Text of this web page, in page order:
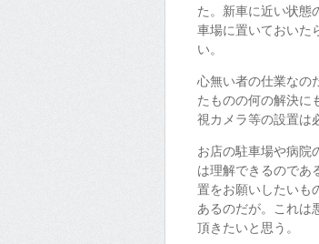
た。新車に近い状態
車場に置いておいた
い。
心無い者の仕業なの
たものの何の解決に
視カメラ等の設置は
お店の駐車場や病院
は理解できるのであ
置をお願いしたいも
あるのだが。これは
頂きたいと思う。